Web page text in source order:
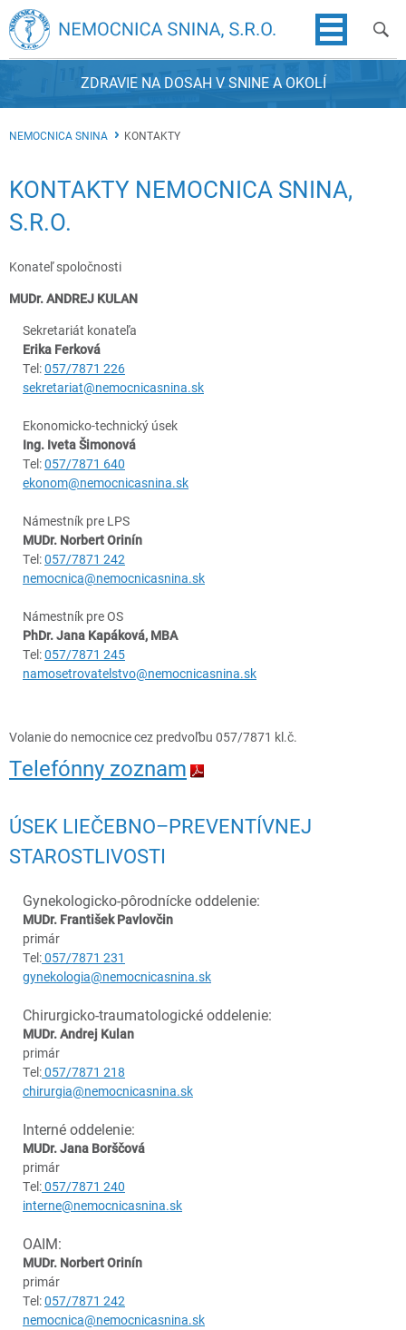
ZDRAVIE NA DOSAH V SNINE A OKOLÍ
NEMOCNICA SNINA KONTAKTY
KONTAKTY NEMOCNICA SNINA,
S.R.O.
Konateľ spoločnosti
MUDr. ANDREJ KULAN
Sekretariát konateľa
Erika Ferková
Tel:057/7871 226
sekretariat@nemocnicasnina.sk
Ekonomicko-technický úsek
Ing. Iveta Šimonová
Tel:057/7871 640
ekonom@nemocnicasnina.sk
Námestník pre LPS
MUDr. Norbert Orinín
Tel:057/7871 242
nemocnica@nemocnicasnina.sk
Námestník pre OS
PhDr. Jana Kapáková, MBA
Tel:057/7871 245
namosetrovatelstvo@nemocnicasnina.sk
Volanie do nemocnice cez predvoľbu 057/7871 kl.č.
Telefónny zoznam
ÚSEK LIEČEBNO–PREVENTÍVNEJ
STAROSTLIVOSTI
Gynekologicko-pôrodnícke oddelenie:
MUDr. František Pavlovčin
primár
Tel:057/7871 231
gynekologia@nemocnicasnina.sk
Chirurgicko-traumatologické oddelenie:
MUDr. Andrej Kulan
primár
Tel:057/7871 218
chirurgia@nemocnicasnina.sk
Interné oddelenie:
MUDr. Jana Borščová
primár
Tel:057/7871 240
interne@nemocnicasnina.sk
OAIM:
MUDr. Norbert Orinín
primár
Tel:057/7871 242
nemocnica@nemocnicasnina.sk